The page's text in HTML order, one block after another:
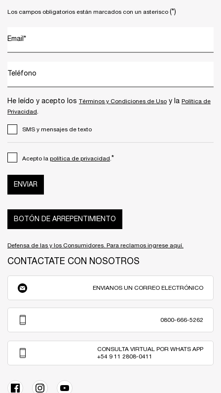
Los campos obligatorios están marcados con un asterisco (*)
Email *
Teléfono
He leído y acepto los Términos y Condiciones de Uso y la Política de
Privacidad.
SMS y mensajes de texto
Acepto la política de privacidad.*
ENVIAR
BOTÓN DE ARREPENTIMIENTO
Defensa de las y los Consumidores. Para reclamos ingrese aquí.
CONTACTATE CON NOSOTROS
ENVIANOS UN CORREO ELECTRÓNICO
0800-666-5262
CONSULTA VIRTUAL POR WHATS APP
+54 9 11 2808-0411